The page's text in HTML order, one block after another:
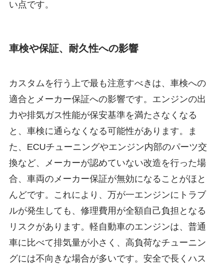
い点です。
車検や保証、耐久性への影響
カスタムを行う上で最も注意すべきは、車検への
適合とメーカー保証への影響です。エンジンの出
力や排気ガス性能が保安基準を満たさなくなる
と、車検に通らなくなる可能性があります。ま
た、ECUチューニングやエンジン内部のパーツ交
換など、メーカーが認めていない改造を行った場
合、車両のメーカー保証が無効になることがほと
んどです。これにより、万が一エンジンにトラブ
ルが発生しても、修理費用が全額自己負担となる
リスクがあります。軽自動車のエンジンは、普通
車に比べて排気量が小さく、高負荷なチューニン
グには不向きな場合が多いです。安全で長くハス